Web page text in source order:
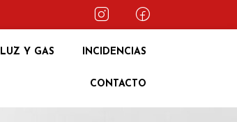
LUZ Y GAS INCIDENCIAS
CONTACTO